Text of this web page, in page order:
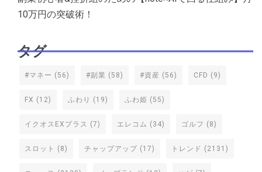
10万円の突破術！
タグ
#マネー (56) #副業 (58) #資産 (56) CFD (9)
FX (12) ふわり (19) ふわ姫 (55)
イクオスEXプラス (7) エレコム (34) ゴルフ (8)
スロット (8) チャップアップ (17) トレンド (2131)